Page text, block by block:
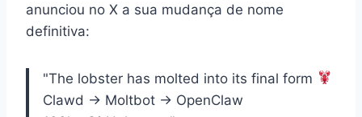
anunciou no X a sua mudança de nome
definitiva:
"The lobster has molted into its final form
Clawd → Moltbot → OpenClaw